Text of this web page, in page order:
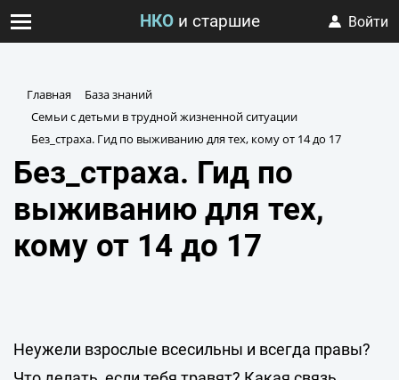
НКОи старшие Войти
Главная
База знаний
Семьи с детьми в трудной жизненной ситуации
Без_страха. Гид по выживанию для тех, кому от 14 до 17
Без_страха. Гид по
выживанию для тех,
кому от 14 до 17
Неужели взрослые всесильны и всегда правы?